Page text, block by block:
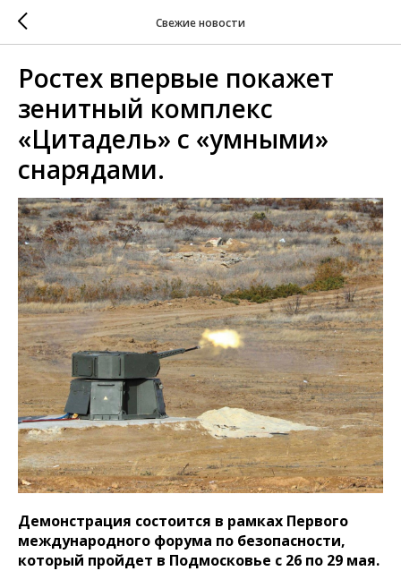
Свежие новости
Ростех впервые покажет
зенитный комплекс
«Цитадель» с «умными»
снарядами.
Демонстрация состоится в рамках Первого
международного форума по безопасности,
который пройдет в Подмосковье с 26 по 29 мая.